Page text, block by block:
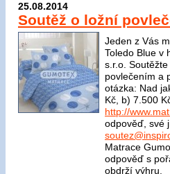
25.08.2014
Soutěž o ložní
Jeden z Vás
Toledo Blue v
s.r.o.
povlečením a
otázka: Nad
Kč, b) 7.500
http://
odpověď, své
Matrace
odpověď s
obdrží výhru.